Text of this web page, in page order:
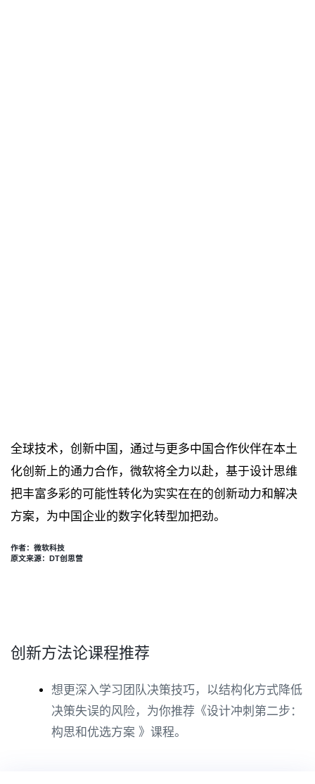
全球技术，创新中国，通过与更多中国合作伙伴在本土
化创新上的通力合作，微软将全力以赴，基于设计思维
把丰富多彩的可能性转化为实实在在的创新动力和解决
方案，为中国企业的数字化转型加把劲。
作者：微软科技
原文来源：DT创思营
创新方法论课程推荐
想更深入学习团队决策技巧，以结构化方式降低
决策失误的风险，为你推荐《设计冲刺第二步：
构思和优选方案 》课程。